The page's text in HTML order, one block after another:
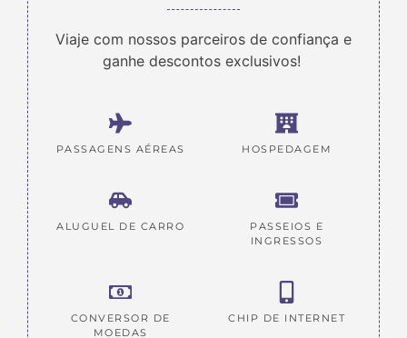
Viaje com nossos parceiros de confiança e
ganhe descontos exclusivos!
PASSAGENS AÉREAS HOSPEDAGEM
ALUGUEL DE CARRO
PASSEIOS E
INGRESSOS
CONVERSOR DE
MOEDAS
CHIP DE INTERNET